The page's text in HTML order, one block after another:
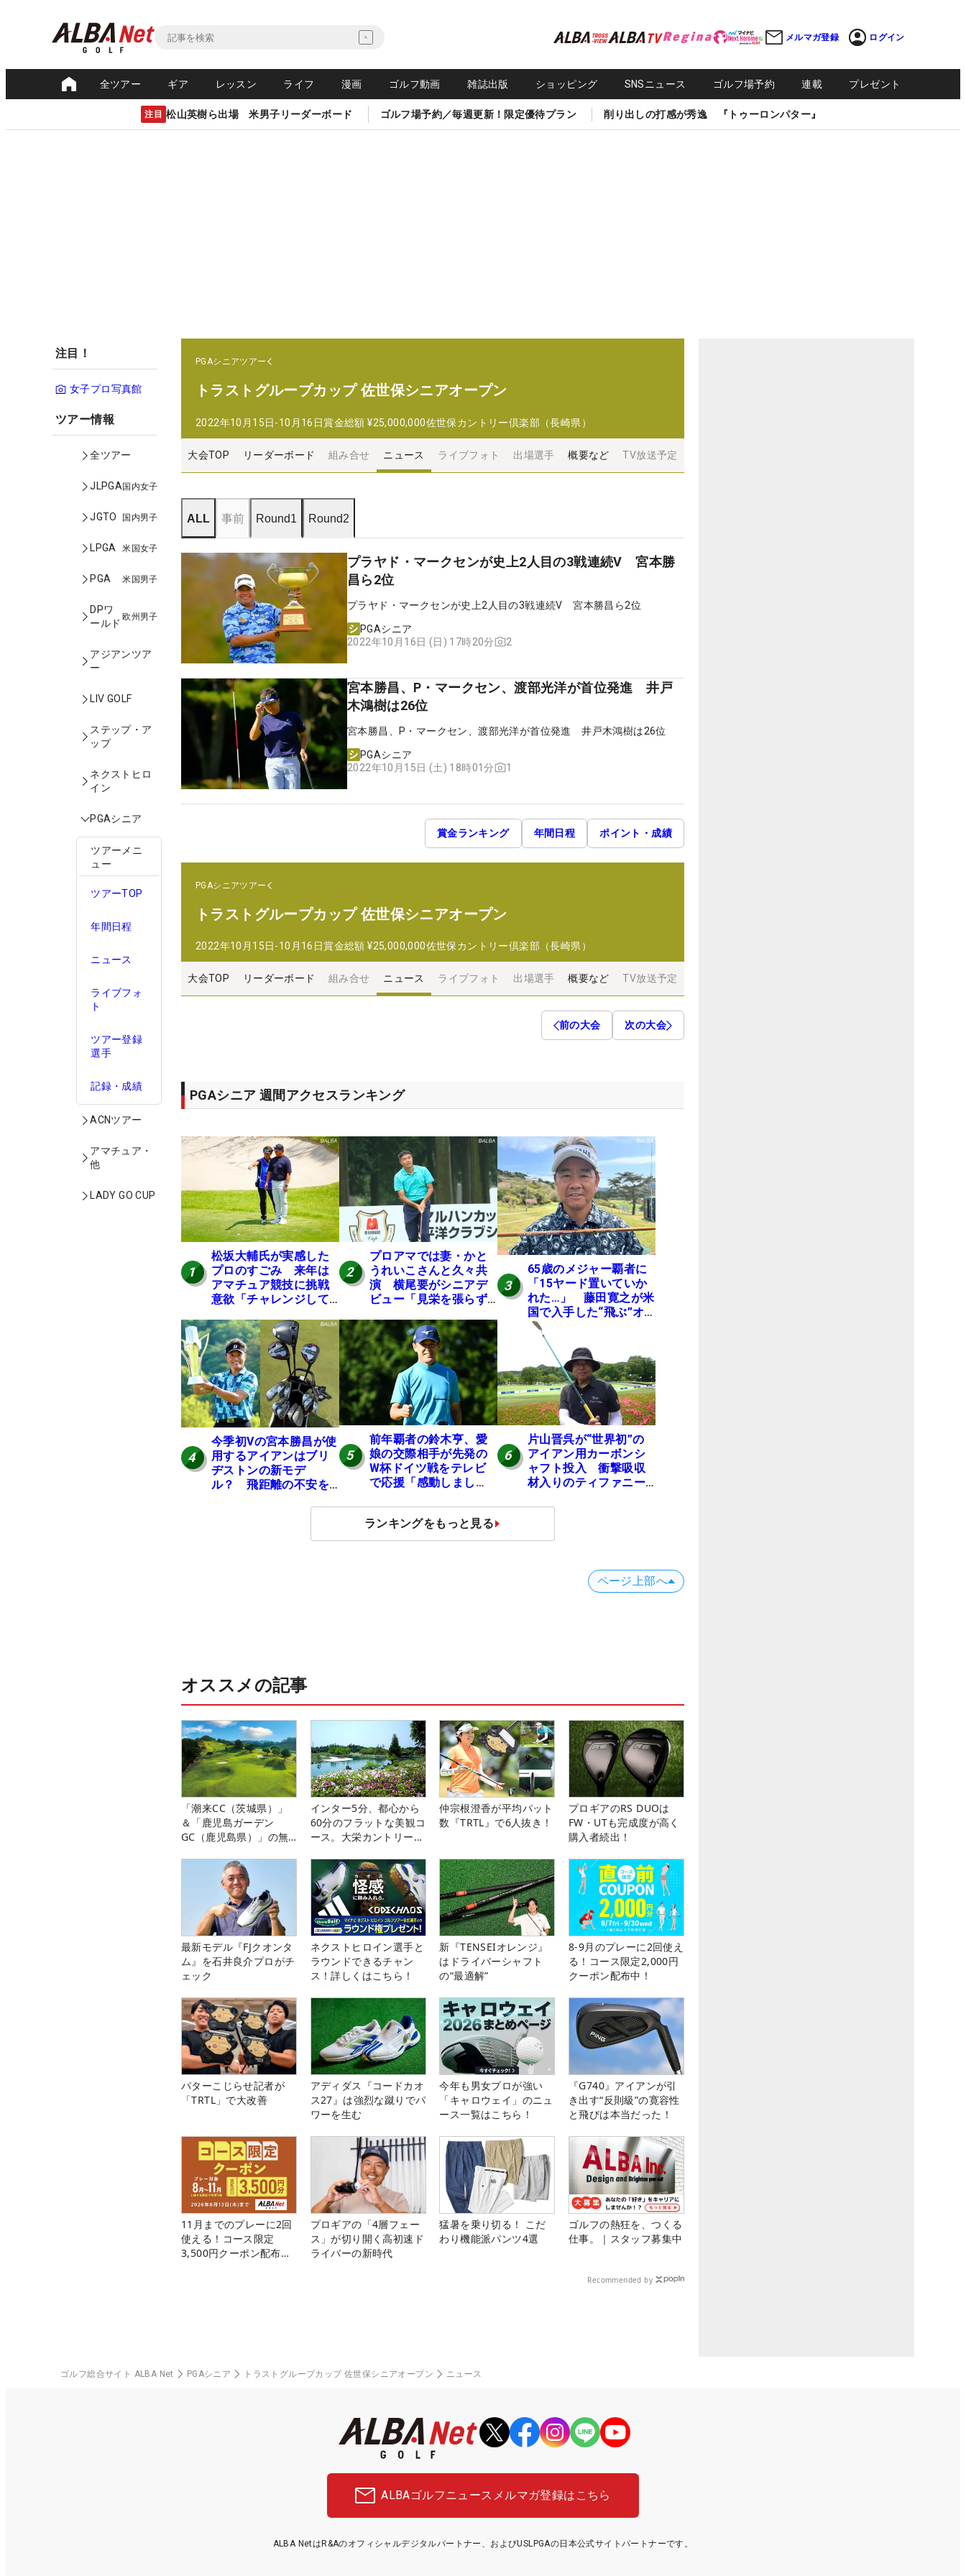
メルマガ登録 ログイン
全ツアー ギア レッスン ライフ 漫画 ゴルフ動画 雑誌出版 ショッピング SNSニュース ゴルフ場予約 連載 プレゼント
注目 松山英樹ら出場 米男子リーダーボード ゴルフ場予約／毎週更新！限定優待プラン 削り出しの打感が秀逸 『トゥーロンパター』
注目！
女子プロ写真館
ツアー情報
全ツアー
JLPGA国内女子
JGTO 国内男子
LPGA 米国女子
PGA 米国男子
DPワ
ールド
欧州男子
アジアンツア
ー
LIV GOLF
ステップ・ア
ップ
ネクストヒロ
イン
PGAシニア
ツアーメニ
ュー
ツアーTOP
年間日程
ニュース
ライブフォ
ト
ツアー登録
選手
記録・成績
ACNツアー
アマチュア・
他
LADY GO CUP
PGAシニアツアー
トラストグループカップ 佐世保シニアオープン
2022年10月15日-10月16日賞金総額 ¥25,000,000佐世保カントリー倶楽部（長崎県）
大会TOP リーダーボード 組み合せ ニュース ライブフォト 出場選手 概要など TV放送予定
ALL 事前 Round1 Round2
プラヤド・マークセンが史上2人目の3戦連続V 宮本勝
昌ら2位
プラヤド・マークセンが史上2人目の3戦連続V 宮本勝昌ら2位
PGAシニア
2022年10月16日 (日) 17時20分
2
宮本勝昌、P・マークセン、渡部光洋が首位発進 井戸
木鴻樹は26位
宮本勝昌、P・マークセン、渡部光洋が首位発進 井戸木鴻樹は26位
PGAシニア
2022年10月15日 (土) 18時01分
1
賞金ランキング 年間日程 ポイント・成績
PGAシニアツアー
トラストグループカップ 佐世保シニアオープン
2022年10月15日-10月16日賞金総額 ¥25,000,000佐世保カントリー倶楽部（長崎県）
大会TOP リーダーボード 組み合せ ニュース ライブフォト 出場選手 概要など TV放送予定
前の大会 次の大会
PGAシニア 週間アクセスランキング
1
松坂大輔氏が実感した
プロのすごみ 来年は
アマチュア競技に挑戦
意欲「チャレンジして
2
プロアマでは妻・かと
うれいこさんと久々共
演 横尾要がシニアデ
ビュー「見栄を張らず
3
65歳のメジャー覇者に
「15ヤード置いていか
れた…」 藤田寛之が米
国で入手した“飛ぶ”オ
レンジシャフトは米シ
ニア使用率2位
4
今季初Vの宮本勝昌が使
用するアイアンはブリ
ヂストンの新モデ
ル？ 飛距離の不安を
5
前年覇者の鈴木亨、愛
娘の交際相手が先発の
W杯ドイツ戦をテレビ
で応援「感動しまし
6
片山晋呉が“世界初”の
アイアン用カーボンシ
ャフト投入 衝撃吸収
材入りのティファニー
い」
ランキングをもっと見る
ページ上部へ
オススメの記事
「潮来CC（茨城県）」
＆「鹿児島ガーデン
GC（鹿児島県）」の無
インター5分、都心から
60分のフラットな美観コ
ース。大栄カントリー俱
仲宗根澄香が平均パット
数『TRTL』で6人抜き！
プロギアのRS DUOは
FW・UTも完成度が高く
購入者続出！
最新モデル『FJクオンタ
ム』を石井良介プロがチ
ェック
ネクストヒロイン選手と
ラウンドできるチャン
ス！詳しくはこちら！
新『TENSEIオレンジ』
はドライバーシャフト
の“最適解”
8-9月のプレーに2回使え
る！コース限定2,000円
クーポン配布中！
パターこじらせ記者が
「TRTL」で大改善
アディダス『コードカオ
ス27』は強烈な蹴りでパ
ワーを生む
今年も男女プロが強い
「キャロウェイ」のニュ
ース一覧はこちら！
『G740』アイアンが引
き出す“反則級”の寛容性
と飛びは本当だった！
11月までのプレーに2回
使える！コース限定
3,500円クーポン配布
プロギアの「4層フェー
ス」が切り開く高初速ド
ライバーの新時代
猛暑を乗り切る！ こだ
わり機能派パンツ4選
ゴルフの熱狂を、つくる
仕事。｜スタッフ募集中
Recommended by
ゴルフ総合サイト ALBA Net PGAシニア トラストグループカップ 佐世保シニアオープン ニュース
ALBAゴルフニュース メルマガ登録はこちら
ALBA NetはR&Aのオフィシャルデジタルパートナー、およびUSLPGAの日本公式サイトパートナーです。